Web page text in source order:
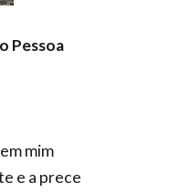
Pessoa
mim
e a prece